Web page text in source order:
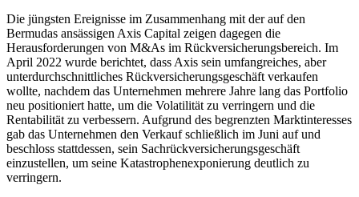
Die jüngsten Ereignisse im Zusammenhang mit der auf den
Bermudas ansässigen Axis Capital zeigen dagegen die
Herausforderungen von M&As im Rückversicherungsbereich. Im
April 2022 wurde berichtet, dass Axis sein umfangreiches, aber
unterdurchschnittliches Rückversicherungsgeschäft verkaufen
wollte, nachdem das Unternehmen mehrere Jahre lang das Portfolio
neu positioniert hatte, um die Volatilität zu verringern und die
Rentabilität zu verbessern. Aufgrund des begrenzten Marktinteresses
gab das Unternehmen den Verkauf schließlich im Juni auf und
beschloss stattdessen, sein Sachrückversicherungsgeschäft
einzustellen, um seine Katastrophenexponierung deutlich zu
verringern.